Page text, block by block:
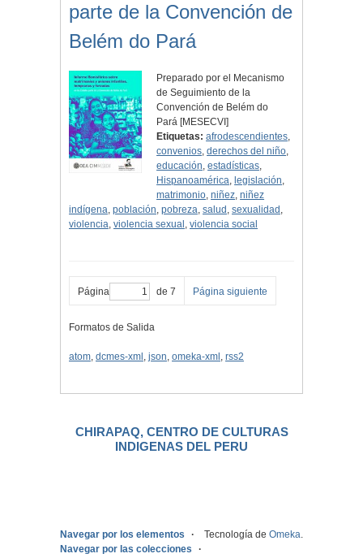
parte de la Convención de
Belém do Pará
Preparado por el Mecanismo
de Seguimiento de la
Convención de Belém do
Pará [MESECVI]
Etiquetas: afrodescendientes,
convenios,derechos del niño,
educación,estadísticas,
Hispanoamérica, legislación,
matrimonio,niñez,niñez
indígena, población, pobreza, salud , sexualidad ,
violencia, violencia sexual , violencia social
Página de 7 Página siguiente
Formatos de Salida
atom, dcmes-xml , json, omeka-xml , rss2
CHIRAPAQ, CENTRO DE CULTURAS
INDIGENAS DEL PERU
Navegar por los elementos
Navegar por las colecciones
Tecnología de Omeka.